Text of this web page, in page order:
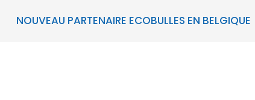
NOUVEAU PARTENAIRE ECOBULLES EN BELGIQUE